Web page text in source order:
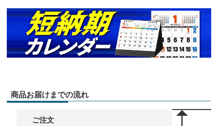
商品お届けまでの流れ
ご注文